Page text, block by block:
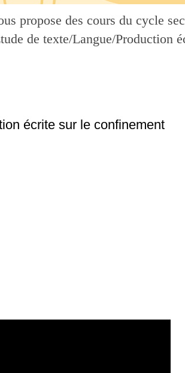
propose des cours du cycle
de texte/Langue/Production
écrite sur le confinement